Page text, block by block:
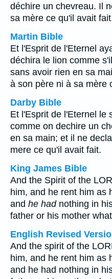
déchire un chevreau. Il
sa mère ce qu'il avait
Martin Bible
Et l'Esprit de l'Eternel
déchira le lion comme
sans avoir rien en sa
à son père ni à sa mère
Darby Bible
Et l'Esprit de l'Eternel le
comme on dechire un
en sa main; et il ne
mere ce qu'il avait fait.
King James Bible
And the Spirit of the
him, and he rent him as
and he hadnothing in
father or his mother
English Revised
And the spirit of the
him, and he rent him as
and he had nothing in